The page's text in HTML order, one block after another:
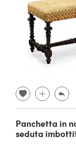
Panchetta in
seduta